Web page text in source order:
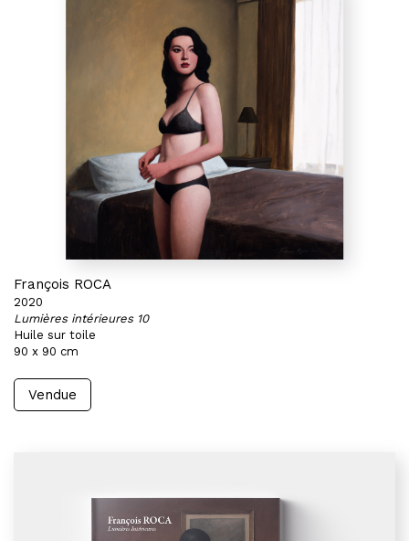
François ROCA
2020
Lumières intérieures 10
Huile sur toile
90 x 90 cm
Vendue